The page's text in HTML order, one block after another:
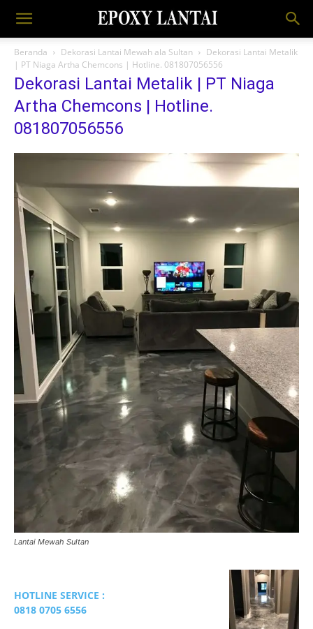
Beranda Dekorasi Lantai Mewah ala Sultan
Dekorasi Lantai Metalik
| PT Niaga Artha Chemcons | Hotline. 081807056556
Dekorasi Lantai Metalik | PT Niaga
Artha Chemcons | Hotline.
081807056556
Lantai Mewah Sultan
HOTLINE SERVICE :
0818 0705 6556